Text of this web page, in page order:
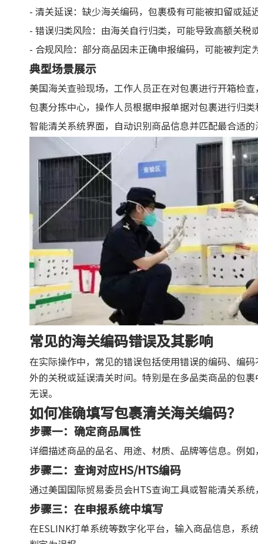
- 清关延误：缺少海关编码，包裹极有可能被扣留或延
- 错误归类风险：由海关自行归类，可能导致高额关税
- 合规风险：部分商品因未正确申报编码，可能被判定
典型场景展示
美国海关查验现场，工作人员正在对包裹进行开箱检查
包裹分拣中心，操作人员根据申报单据对包裹进行归类
智能清关系统界面，自动识别商品信息并匹配最合适的
常见的海关编码错误及其影响
在实际操作中，常见的错误包括使用错误的编码、编
外的关税或延误清关时间。特别是在多品类商品的包
无误。
如何准确填写包裹清关海关编码？
步骤一：确定商品属性
详细描述商品的品名、用途、材质、品牌等信息。例
步骤二：查询对应HS/HTS编码
通过美国国际贸易委员会HTS查询工具或智能清关系统
步骤三：在申报系统中填写
在ESLINK打单系统等数字化平台，输入商品信息，